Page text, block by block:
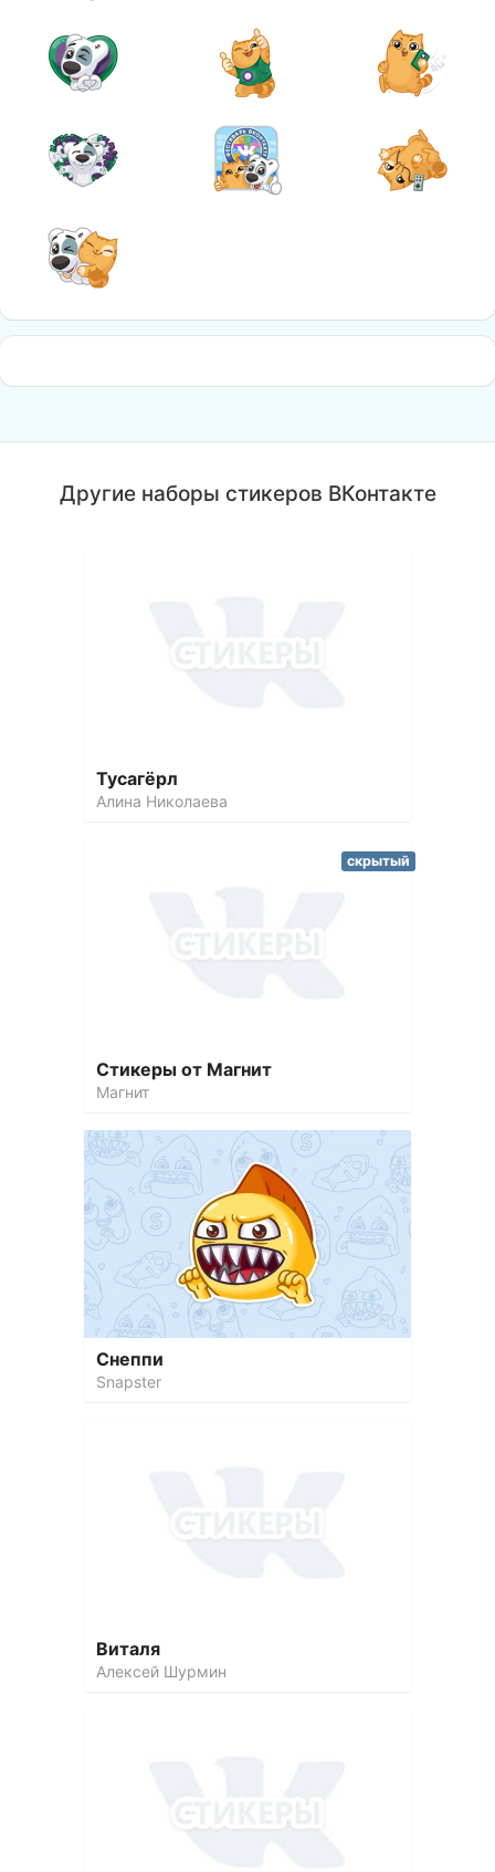
Другие наборы стикеров ВКонтакте
Тусагёрл
Алина Николаева
Стикеры от Магнит
Магнит
скрытый
Снеппи
Snapster
Виталя
Алексей Шурмин